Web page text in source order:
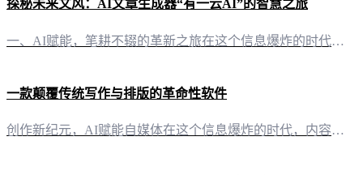
探秘未来文风：AI文章生成器“有一云AI”的智慧之旅
一、AI赋能，笔耕不辍的革新之旅在这个信息爆炸的时代，内容创作成为了一项至关重要的技能。然而，面对日益增长的内容需求，如何高效、高质量地完成创作，成为了自媒体创作者们共同面临的挑战。而今，“有一云AI”的出现，犹如一位智慧的助手，引领我们踏上了创作的新征程。 二、智能排版，视觉盛宴的艺术呈现“有一云AI”在内容排版方面，独具匠心。它提供了数千款装修皮肤，涵盖标题、内容、图文、分隔、引导等五大类，
一款颠覆传统写作与排版的革命性软件
创作新纪元，AI赋能自媒体在这个信息爆炸的时代，内容创作已成为自媒体竞争的核心。然而，面对繁杂的创作需求，如何高效、高质量地完成内容排版，成为了创作者们的一大难题。今天，就让我们一同揭开“有一云AI”这款创新型AI智能写作+排版软件的神秘面纱，探索其如何为自媒体创作者带来前所未有的便捷与高效。 内容排版，尽在指尖在内容排版方面，“有一云AI”以其独具匠心的设计，为创作者提供了前所未有的便捷。数千